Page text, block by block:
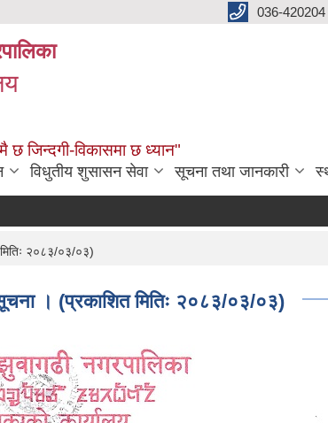
036-420204
छ जिन्दगी-विकासमा छ ध्यान"
विधुतीय शुसासन सेवा सूचना तथा जानकारी
मितिः २०८३/०३/०३)
सूचना । (प्रकाशित मितिः २०८३/०३/०३)